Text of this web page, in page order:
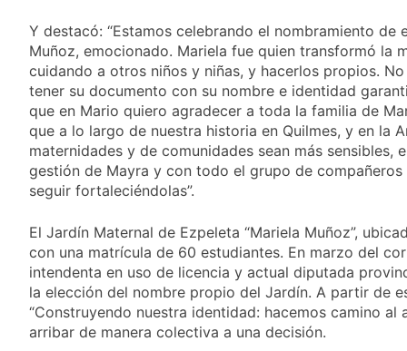
La bronquiolitis es
una infección
respiratoria aguda en
los bebés
21 Horas Atrás
El último adiós al
papá de Leo Messi
22 Horas Atrás
Quilmes recibe a
Almagro con la mira
puesta en el Reducido
22 Horas Atrás
templos: casi la
mitad de quienes
buscan ayuda pide
alimentos, dinero o
trabajo
1 Día Atrás
Economía en dos
velocidades
2 Días Atrás
Lionel Messi llegará a
Rosario para
Y destacó: “Estamos celebrando el nombramiento
Muñoz, emocionado. Mariela fue quien transformó la
cuidando a otros niños y niñas, y hacerlos propios.
tener su documento con su nombre e identidad
que en Mario quiero agradecer a toda la familia de
que a lo largo de nuestra historia en Quilmes, y en la
maternidades y de comunidades sean más
gestión de Mayra y con todo el grupo de
seguir fortaleciéndolas”.
El Jardín Maternal de Ezpeleta “Mariela Muñoz”,
con una matrícula de 60 estudiantes. En marzo del
intendenta en uso de licencia y actual diputada
la elección del nombre propio del Jardín. A partir de
“Construyendo nuestra identidad: hacemos camino
arribar de manera colectiva a una decisión.